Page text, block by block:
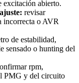
excitación abierto.
revisar
incorrecta o AVR
de estabilidad,
sensado o hunting del
rpm,
PMG y del circuito